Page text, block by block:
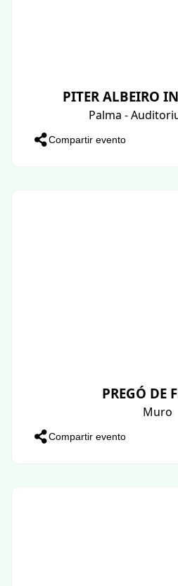
PITER ALBEIRO
Palma -
Compartir evento
PREGÓ DE
Muro
Compartir evento